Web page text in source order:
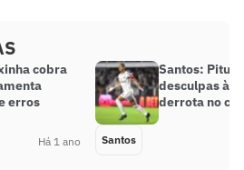
cobra
erros
Há 1 ano
Santos:
desculpas à
derrota no
Santos